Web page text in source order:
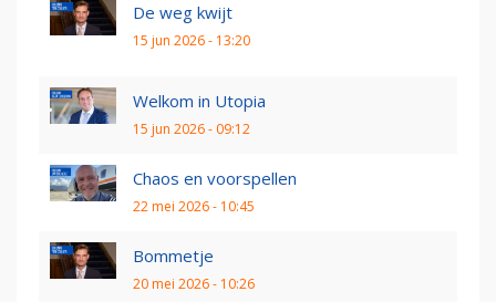
De weg kwijt
15 jun 2026 - 13:20
Welkom in Utopia
15 jun 2026 - 09:12
Chaos en voorspellen
22 mei 2026 - 10:45
Bommetje
20 mei 2026 - 10:26